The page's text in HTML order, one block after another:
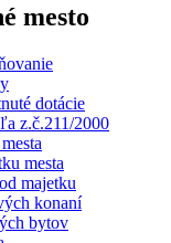
mesto
dotácie
z.č.211/2000
mesta
majetku
konaní
bytov